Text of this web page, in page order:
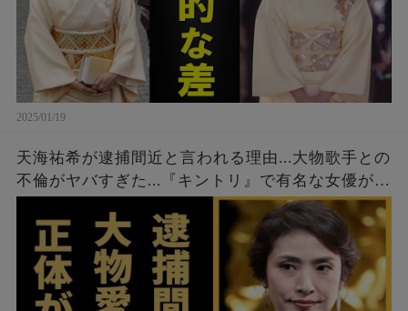
2025/01/19
天海祐希が逮捕間近と言われる理由...大物歌手との
不倫がヤバすぎた...『キントリ』で有名な女優が現
在も結婚しない理由に驚きを隠せない...